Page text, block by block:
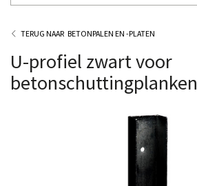
BETONPALEN EN -PLATEN
U-profiel zwart voor
betonschuttingplanken